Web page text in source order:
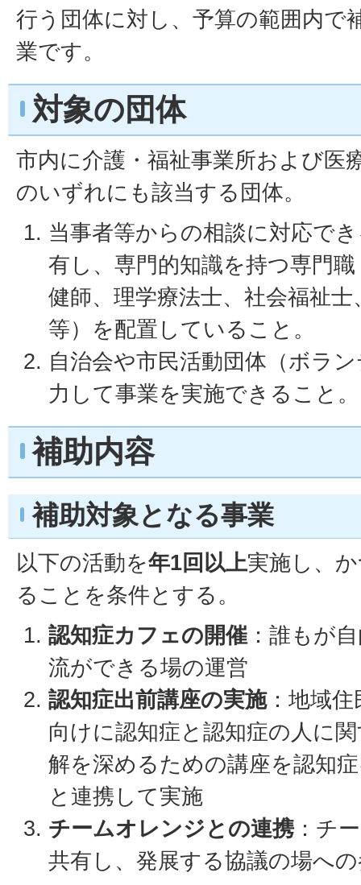
行う団体に対し、予算の範囲内で
業です。
対象の団体
市内に介護・福祉事業所および医
のいずれにも該当する団体。
当事者等からの相談に対応で
有し、専門的知識を持つ専門
健師、理学療法士、社会福祉
等）を配置していること。
自治会や市民活動団体（ボラ
力して事業を実施できること。
補助内容
補助対象となる事業
以下の活動を年1回以上実施し、
ることを条件とする。
認知症カフェの開催 ：誰もが
流ができる場の運営
認知症出前講座の実施：地域住
向けに認知症と認知症の人に
解を深めるための講座を認知
と連携して実施
チームオレンジとの連携：チ
共有し、発展する協議の場へ